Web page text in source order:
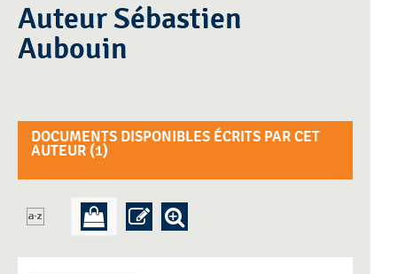
Auteur Sébastien
Aubouin
DOCUMENTS DISPONIBLES ÉCRITS PAR CET
AUTEUR (1)